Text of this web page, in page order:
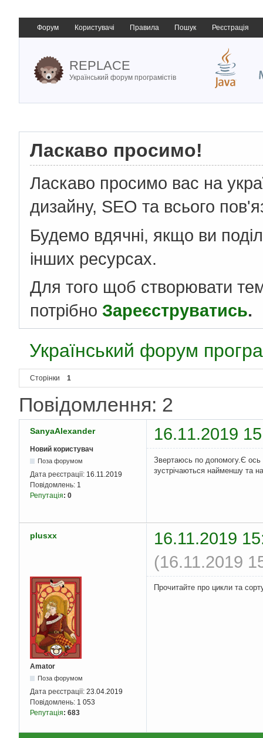
Форум Користувачі Правила Пошук Реєстрація
REPLACE
Український форум програмістів
Ласкаво просимо!
Ласкаво просимо вас на
дизайну, SEO та всього
Будемо вдячні, якщо ви
інших ресурсах.
Для того щоб створювати
потрібно Зареєструватись.
Український форум
Сторінки 1
Повідомлення: 2
SanyaAlexander 16.11.2019
Новий користувач
Поза форумом
Дата реєстрації: 16.11.2019
Повідомлень: 1
Репутація: 0
Звертаюсь по допомогу.Є ось
зустрічаються найменшу та
plusxx
16.11.2019
(16.11.2019
Amator
Поза форумом
Дата реєстрації: 23.04.2019
Повідомлень: 1 053
Репутація: 683
Прочитайте про цикли та